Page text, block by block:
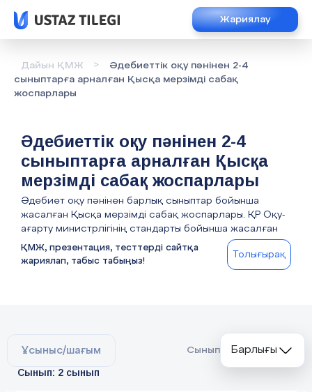
Жариялау
Дайын ҚМЖ >
Әдебиеттік оқу пәнінен 2-4
сыныптарға арналған Қысқа мерзімді сабақ
жоспарлары
Әдебиеттік оқу пәнінен 2-4
сыныптарға арналған Қысқа
мерзімді сабақ жоспарлары
Әдебиет оқу пәнінен барлық сыныптар бойынша
жасалған Қысқа мерзімді сабақ жоспарлары. ҚР Оқу-
ағарту министрлігінің стандарты бойынша жасалған
ҚМЖ, презентация, тесттерді сайтқа
жариялап, табыс табыңыз!
Толығырақ
Ұсыныс/шағым Сынып
Барлығы
Сынып: 2 сынып